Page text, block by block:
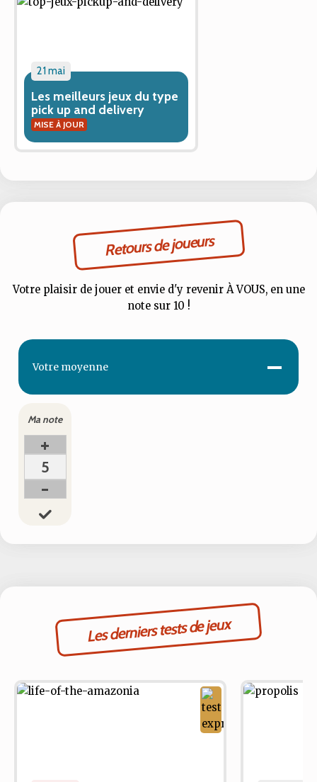
21 mai
Les meilleurs jeux du type
pick up and delivery
MISE À JOUR
Retours de joueurs
Votre plaisir de jouer et envie d'y revenir À VOUS, en une
note sur 10 !
Votre moyenne -
Ma note
+
5
-
Les derniers tests de jeux